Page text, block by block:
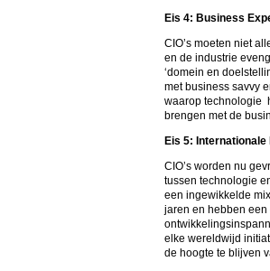
Eis 4: Business
CIO’s moeten niet
en de industrie
‘domein en
met business savvy
waarop technologie
brengen met de
Eis 5: Internationale
CIO’s worden nu
tussen technologie
een ingewikkelde
jaren en hebben
elke wereldwijd
de hoogte te blijven